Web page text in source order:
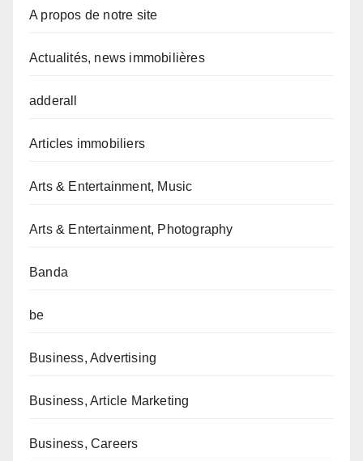
A propos de notre site
Actualités, news immobilières
adderall
Articles immobiliers
Arts & Entertainment, Music
Arts & Entertainment, Photography
Banda
be
Business, Advertising
Business, Article Marketing
Business, Careers